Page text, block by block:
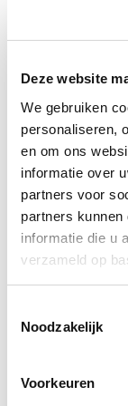
Deze website
We gebruiken
personaliseren,
en om ons
informatie over
partners voor
partners
informatie die u
verzameld op
Noodzakelijk
Voorkeuren
gaat. Ook
waardigheid
de beste route.
De keuze
afweging van
Wanneer
onmisbaar